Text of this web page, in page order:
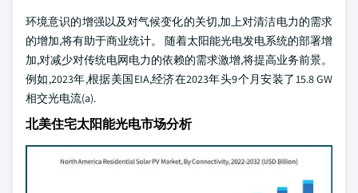
环境意识的增强以及对气候变化的关切,加上对清洁电力的需求
的增加,将有助于商业统计。 随着太阳能光电发电系统的部署增
加,对减少对传统电网电力的依赖的需求激增,将提高业务前景。
例如,2023年,根据美国EIA,经济在2023年头9个月安装了15.8 GW
相交光电流(a).
北美住宅太阳能光电市场分析